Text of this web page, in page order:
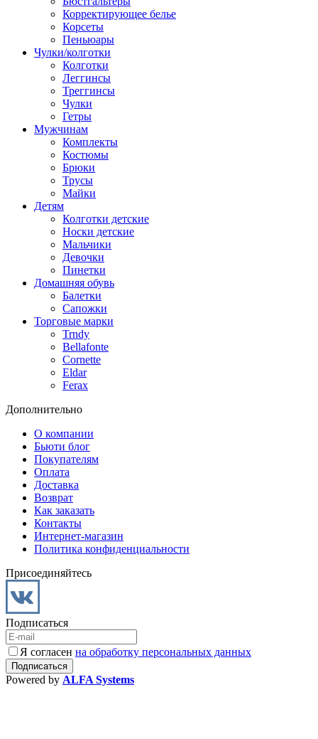
Корректирующее белье
Корсеты
Пеньюары
Чулки/колготки
Колготки
Леггинсы
Треггинсы
Чулки
Гетры
Мужчинам
Комплекты
Костюмы
Брюки
Трусы
Майки
Детям
Колготки детские
Носки детские
Мальчики
Девочки
Пинетки
Домашняя обувь
Балетки
Сапожки
Торговые марки
Trndy
Bellafonte
Cornette
Eldar
Ferax
Дополнительно
О компании
Бьюти блог
Покупателям
Оплата
Доставка
Возврат
Как заказать
Контакты
Интернет-магазин
Политика конфиденциальности
Присоединяйтесь
Подписаться
Я согласен на обработку персональных данных
Powered by ALFA Systems